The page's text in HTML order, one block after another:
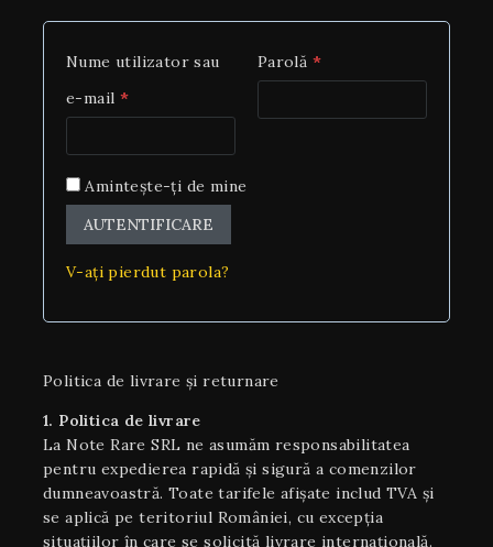
Nume utilizator sau
e-mail *
Parolă *
Amintește-ți de mine
AUTENTIFICARE
V-ați pierdut parola?
Politica de livrare și returnare
1. Politica de livrare
La Note Rare SRL ne asumăm responsabilitatea
pentru expedierea rapidă și sigură a comenzilor
dumneavoastră. Toate tarifele afișate includ TVA și
se aplică pe teritoriul României, cu excepția
situaţiilor în care se solicită livrare internaţională.